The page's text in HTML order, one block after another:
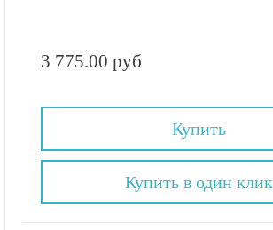
3 775.00 руб
Купить
Купить в один клик